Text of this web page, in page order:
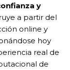
y
a partir del
online y
hoy
real de
de